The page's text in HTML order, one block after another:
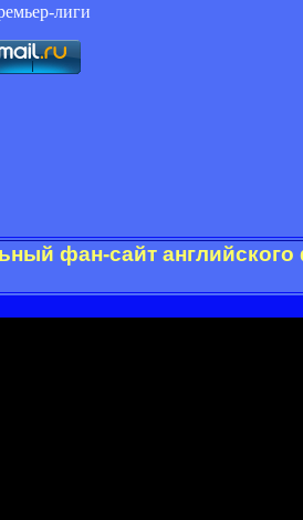
лиги
фан-сайт английского